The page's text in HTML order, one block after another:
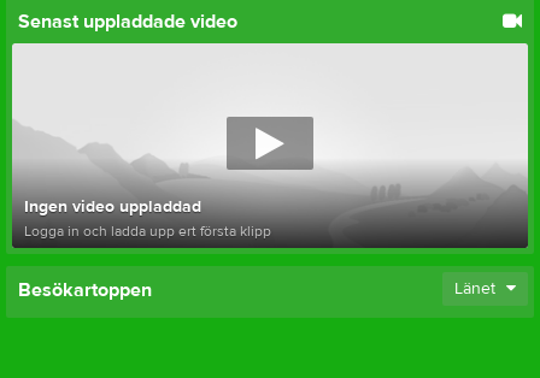
Senast uppladdade video
Ingen video uppladdad
Logga in och ladda upp ert första klipp
Besökartoppen Länet